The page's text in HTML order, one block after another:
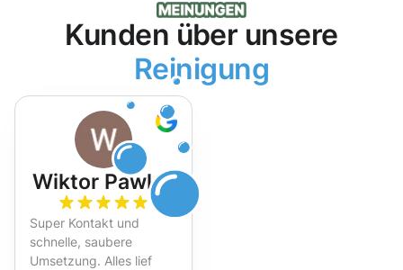
Kunden über unsere
Reinigung
Wiktor Pawlak
Super Kontakt und
schnelle, saubere
Umsetzung. Alles lief